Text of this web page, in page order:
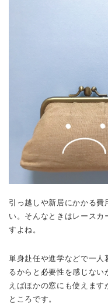
引っ越しや新居にかかる費
い。そんなときはレース
すよね。
単身赴任や進学などで一人
るからと必要性を感じな
えばほかの窓にも使えます
ところです。